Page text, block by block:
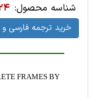
شناسه محصول:
خرید ترجمه فارسی و
FRAMES BY